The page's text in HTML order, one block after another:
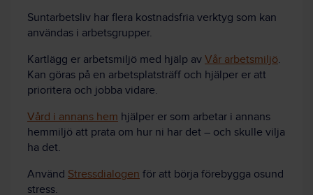
Suntarbetsliv har flera kostnadsfria verktyg som kan
användas i arbetsgrupper.
Kartlägg er arbetsmiljö med hjälp av Vår arbetsmiljö.
Kan göras på en arbetsplatsträff och hjälper er att
prioritera och jobba vidare.
Vård i annans hem hjälper er som arbetar i annans
hemmiljö att prata om hur ni har det – och skulle vilja
ha det.
Använd Stressdialogen för att börja förebygga osund
stress.